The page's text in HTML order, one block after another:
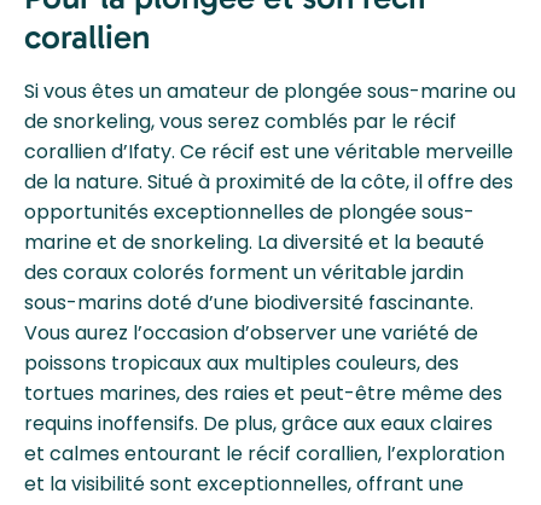
corallien
Si vous êtes un amateur de plongée sous-marine ou
de snorkeling, vous serez comblés par le récif
corallien d’Ifaty. Ce récif est une véritable merveille
de la nature. Situé à proximité de la côte, il offre des
opportunités exceptionnelles de plongée sous-
marine et de snorkeling. La diversité et la beauté
des coraux colorés forment un véritable jardin
sous-marins doté d’une biodiversité fascinante.
Vous aurez l’occasion d’observer une variété de
poissons tropicaux aux multiples couleurs, des
tortues marines, des raies et peut-être même des
requins inoffensifs. De plus, grâce aux eaux claires
et calmes entourant le récif corallien, l’exploration
et la visibilité sont exceptionnelles, offrant une